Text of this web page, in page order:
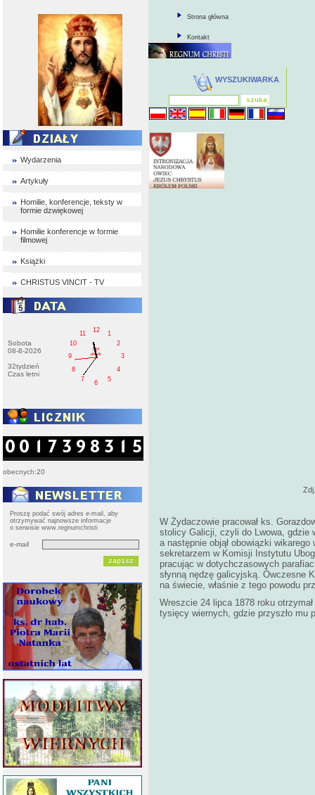
Wydarzenia
Artykuły
Homilie, konferencje, teksty w
formie dzwiękowej
Homilie konferencje w formie
filmowej
Książki
CHRISTUS VINCIT - TV
Sobota
08-8-2026
32tydzień
Czas letni
1
2
3
4
5
6
7
8
9
10
11
12
PM
pištek
obecnych:20
Proszę podać swój adres e-mail, aby
otrzymywać najnowsze informacje
o serwisie www.regnumchristi
e-mail
Strona główna
Kontakt
WYSZUKIWARKA
W Żydaczowie pracował ks.
stolicy Galicji, czyli do Lwowa, gdzie
a następnie objął obowiązki
sekretarzem w Komisji Instytutu
pracując w dotychczasowych
słynną nędzę galicyjską. Ówczesne
na świecie, właśnie z tego powodu
Wreszcie 24 lipca 1878 roku
tysięcy wiernych, gdzie przyszło mu